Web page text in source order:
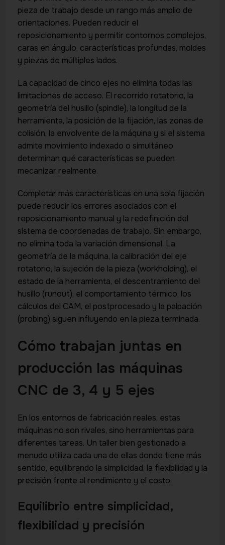
pieza de trabajo desde un rango más amplio de
orientaciones. Pueden reducir el
reposicionamiento y permitir contornos complejos,
caras en ángulo, características profundas, moldes
y piezas de múltiples lados.
La capacidad de cinco ejes no elimina todas las
limitaciones de acceso. El recorrido rotatorio, la
geometría del husillo (spindle), la longitud de la
herramienta, la posición de la fijación, las zonas de
colisión, la envolvente de la máquina y si el sistema
admite movimiento indexado o simultáneo
determinan qué características se pueden
mecanizar realmente.
Completar más características en una sola fijación
puede reducir los errores asociados con el
reposicionamiento manual y la redefinición del
sistema de coordenadas de trabajo. Sin embargo,
no elimina toda la variación dimensional. La
geometría de la máquina, la calibración del eje
rotatorio, la sujeción de la pieza (workholding), el
estado de la herramienta, el descentramiento del
husillo (runout), el comportamiento térmico, los
cálculos del CAM, el postprocesado y la palpación
(probing) siguen influyendo en la pieza terminada.
Cómo trabajan juntas en
producción las máquinas
CNC de 3, 4 y 5 ejes
En los entornos de fabricación reales, estas
máquinas no son rivales, sino herramientas para
diferentes tareas. Un taller bien gestionado a
menudo utiliza cada una de ellas donde tiene más
sentido, equilibrando la simplicidad, la flexibilidad y la
precisión frente al rendimiento y el costo.
Equilibrio entre simplicidad,
flexibilidad y precisión